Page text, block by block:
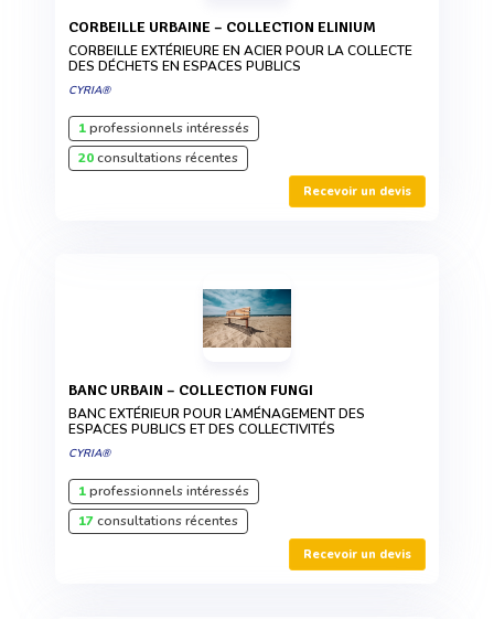
CORBEILLE URBAINE – COLLECTION ELINIUM
CORBEILLE EXTÉRIEURE EN ACIER POUR LA COLLECTE
DES DÉCHETS EN ESPACES PUBLICS
CYRIA®
1professionnels intéressés
20consultations récentes
Recevoir un devis
BANC URBAIN – COLLECTION FUNGI
BANC EXTÉRIEUR POUR L’AMÉNAGEMENT DES
ESPACES PUBLICS ET DES COLLECTIVITÉS
CYRIA®
1professionnels intéressés
17consultations récentes
Recevoir un devis